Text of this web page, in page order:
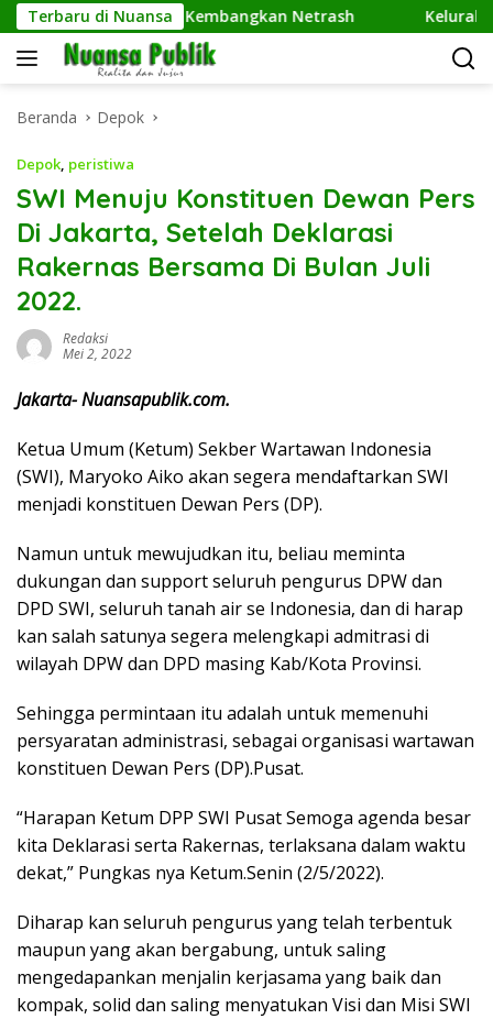
Langsung
ke
konten
Terbaru di Nuansa
UPER Kembangkan Netrash Kelurahan
Beranda Depok
Depok, peristiwa
SWI Menuju Konstituen Dewan Pers
Di Jakarta, Setelah Deklarasi
Rakernas Bersama Di Bulan Juli
2022.
Redaksi
Mei 2, 2022
Jakarta- Nuansapublik.com.
Ketua Umum (Ketum) Sekber Wartawan Indonesia
(SWI), Maryoko Aiko akan segera mendaftarkan SWI
menjadi konstituen Dewan Pers (DP).
Namun untuk mewujudkan itu, beliau meminta
dukungan dan support seluruh pengurus DPW dan
DPD SWI, seluruh tanah air se Indonesia, dan di harap
kan salah satunya segera melengkapi admitrasi di
wilayah DPW dan DPD masing Kab/Kota Provinsi.
Sehingga permintaan itu adalah untuk memenuhi
persyaratan administrasi, sebagai organisasi wartawan
konstituen Dewan Pers (DP).Pusat.
“Harapan Ketum DPP SWI Pusat Semoga agenda besar
kita Deklarasi serta Rakernas, terlaksana dalam waktu
dekat,” Pungkas nya Ketum.Senin (2/5/2022).
Diharap kan seluruh pengurus yang telah terbentuk
maupun yang akan bergabung, untuk saling
mengedapankan menjalin kerjasama yang baik dan
kompak, solid dan saling menyatukan Visi dan Misi SWI